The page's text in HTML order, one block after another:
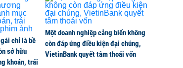
chỉ là bề
sở hữu
khoán, trái
Một doanh nghiệp cảng biển không
còn đáp ứng điều kiện đại chúng,
VietinBank quyết tâm thoái vốn